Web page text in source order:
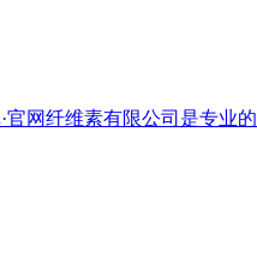
官网纤维素有限公司是专业